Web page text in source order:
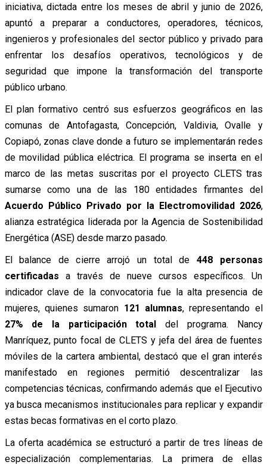
iniciativa, dictada entre los meses de abril y junio de 2026,
apuntó a preparar a conductores, operadores, técnicos,
ingenieros y profesionales del sector público y privado para
enfrentar los desafíos operativos, tecnológicos y de
seguridad que impone la transformación del transporte
público urbano.
El plan formativo centró sus esfuerzos geográficos en las
comunas de Antofagasta, Concepción, Valdivia, Ovalle y
Copiapó, zonas clave donde a futuro se implementarán redes
de movilidad pública eléctrica. El programa se inserta en el
marco de las metas suscritas por el proyecto CLETS tras
sumarse como una de las 180 entidades firmantes del
Acuerdo Público Privado por la Electromovilidad 2026,
alianza estratégica liderada por la Agencia de Sostenibilidad
Energética (ASE) desde marzo pasado.
El balance de cierre arrojó un total de 448 personas
certificadas a través de nueve cursos específicos. Un
indicador clave de la convocatoria fue la alta presencia de
mujeres, quienes sumaron 121 alumnas, representando el
27% de la participación total del programa. Nancy
Manríquez, punto focal de CLETS y jefa del área de fuentes
móviles de la cartera ambiental, destacó que el gran interés
manifestado en regiones permitió descentralizar las
competencias técnicas, confirmando además que el Ejecutivo
ya busca mecanismos institucionales para replicar y expandir
estas becas formativas en el corto plazo.
La oferta académica se estructuró a partir de tres líneas de
especialización complementarias. La primera de ellas